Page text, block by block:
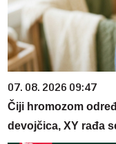
07. 08. 2026 09:47
Čiji hromozom
devojčica, XY rađa